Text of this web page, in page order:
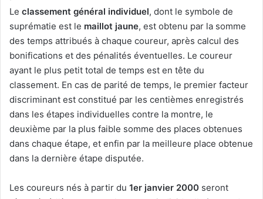
Le classement général individuel, dont le symbole de
suprématie est le maillot jaune, est obtenu par la somme
des temps attribués à chaque coureur, après calcul des
bonifications et des pénalités éventuelles. Le coureur
ayant le plus petit total de temps est en tête du
classement. En cas de parité de temps, le premier facteur
discriminant est constitué par les centièmes enregistrés
dans les étapes individuelles contre la montre, le
deuxième par la plus faible somme des places obtenues
dans chaque étape, et enfin par la meilleure place obtenue
dans la dernière étape disputée.
Les coureurs nés à partir du 1er janvier 2000 seront